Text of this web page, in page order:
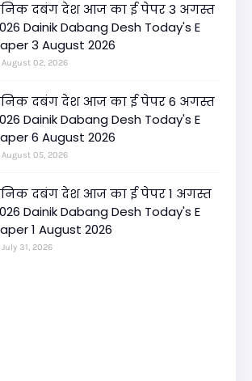
दबंग देश आज का ई पेपर 3 अगस्त
Dainik Dabang Desh Today's E
3 August 2026
August 02, 2026
दबंग देश आज का ई पेपर 6 अगस्त
Dainik Dabang Desh Today's E
6 August 2026
August 05, 2026
दबंग देश आज का ई पेपर 1 अगस्त
Dainik Dabang Desh Today's E
1 August 2026
July 31, 2026